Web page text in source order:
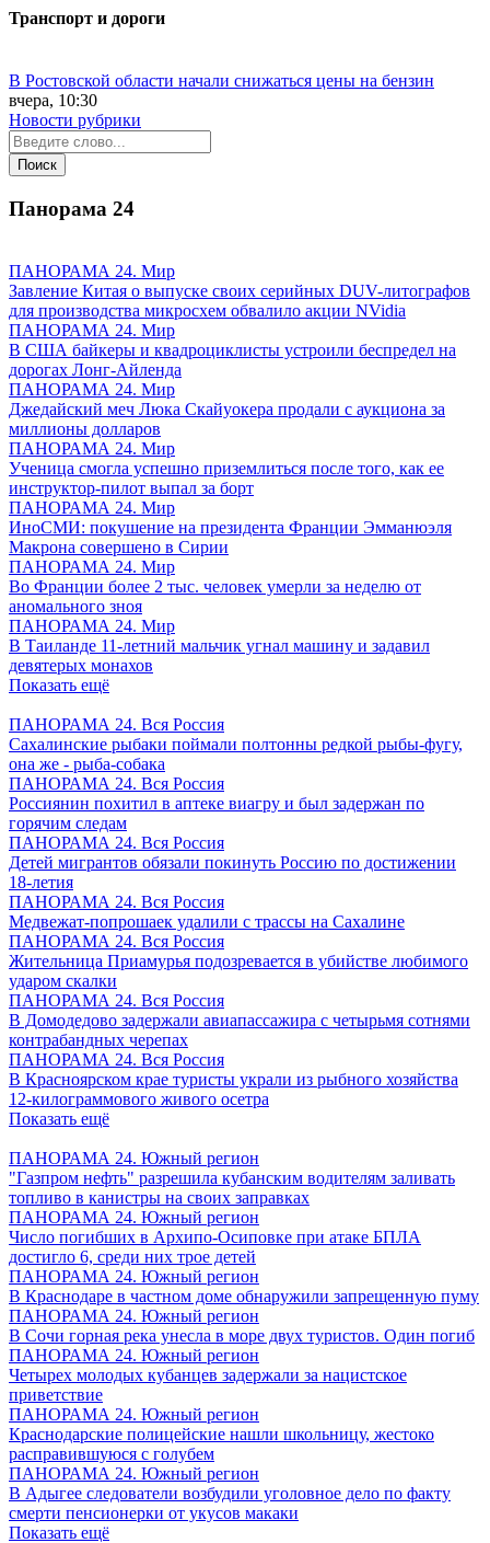
Транспорт и дороги
В Ростовской области начали снижаться цены на бензин
вчера, 10:30
Новости рубрики
Панорама 24
ПАНОРАМА 24. Мир
Завление Китая о выпуске своих серийных DUV-литографов
для производства микросхем обвалило акции NVidia
ПАНОРАМА 24. Мир
В США байкеры и квадроциклисты устроили беспредел на
дорогах Лонг-Айленда
ПАНОРАМА 24. Мир
Джедайский меч Люка Скайуокера продали с аукциона за
миллионы долларов
ПАНОРАМА 24. Мир
Ученица смогла успешно приземлиться после того, как ее
инструктор-пилот выпал за борт
ПАНОРАМА 24. Мир
ИноСМИ: покушение на президента Франции Эмманюэля
Макрона совершено в Сирии
ПАНОРАМА 24. Мир
Во Франции более 2 тыс. человек умерли за неделю от
аномального зноя
ПАНОРАМА 24. Мир
В Таиланде 11-летний мальчик угнал машину и задавил
девятерых монахов
Показать ещё
ПАНОРАМА 24. Вся Россия
Сахалинские рыбаки поймали полтонны редкой рыбы-фугу,
она же - рыба-собака
ПАНОРАМА 24. Вся Россия
Россиянин похитил в аптеке виагру и был задержан по
горячим следам
ПАНОРАМА 24. Вся Россия
Детей мигрантов обязали покинуть Россию по достижении
18-летия
ПАНОРАМА 24. Вся Россия
Медвежат-попрошаек удалили с трассы на Сахалине
ПАНОРАМА 24. Вся Россия
Жительница Приамурья подозревается в убийстве любимого
ударом скалки
ПАНОРАМА 24. Вся Россия
В Домодедово задержали авиапассажира с четырьмя сотнями
контрабандных черепах
ПАНОРАМА 24. Вся Россия
В Красноярском крае туристы украли из рыбного хозяйства
12-килограммового живого осетра
Показать ещё
ПАНОРАМА 24. Южный регион
"Газпром нефть" разрешила кубанским водителям заливать
топливо в канистры на своих заправках
ПАНОРАМА 24. Южный регион
Число погибших в Архипо-Осиповке при атаке БПЛА
достигло 6, среди них трое детей
ПАНОРАМА 24. Южный регион
В Краснодаре в частном доме обнаружили запрещенную пуму
ПАНОРАМА 24. Южный регион
В Сочи горная река унесла в море двух туристов. Один погиб
ПАНОРАМА 24. Южный регион
Четырех молодых кубанцев задержали за нацистское
приветствие
ПАНОРАМА 24. Южный регион
Краснодарские полицейские нашли школьницу, жестоко
расправившуюся с голубем
ПАНОРАМА 24. Южный регион
В Адыгее следователи возбудили уголовное дело по факту
смерти пенсионерки от укусов макаки
Показать ещё